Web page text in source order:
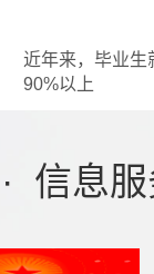
近年来，毕业生
90%以上
· 信息